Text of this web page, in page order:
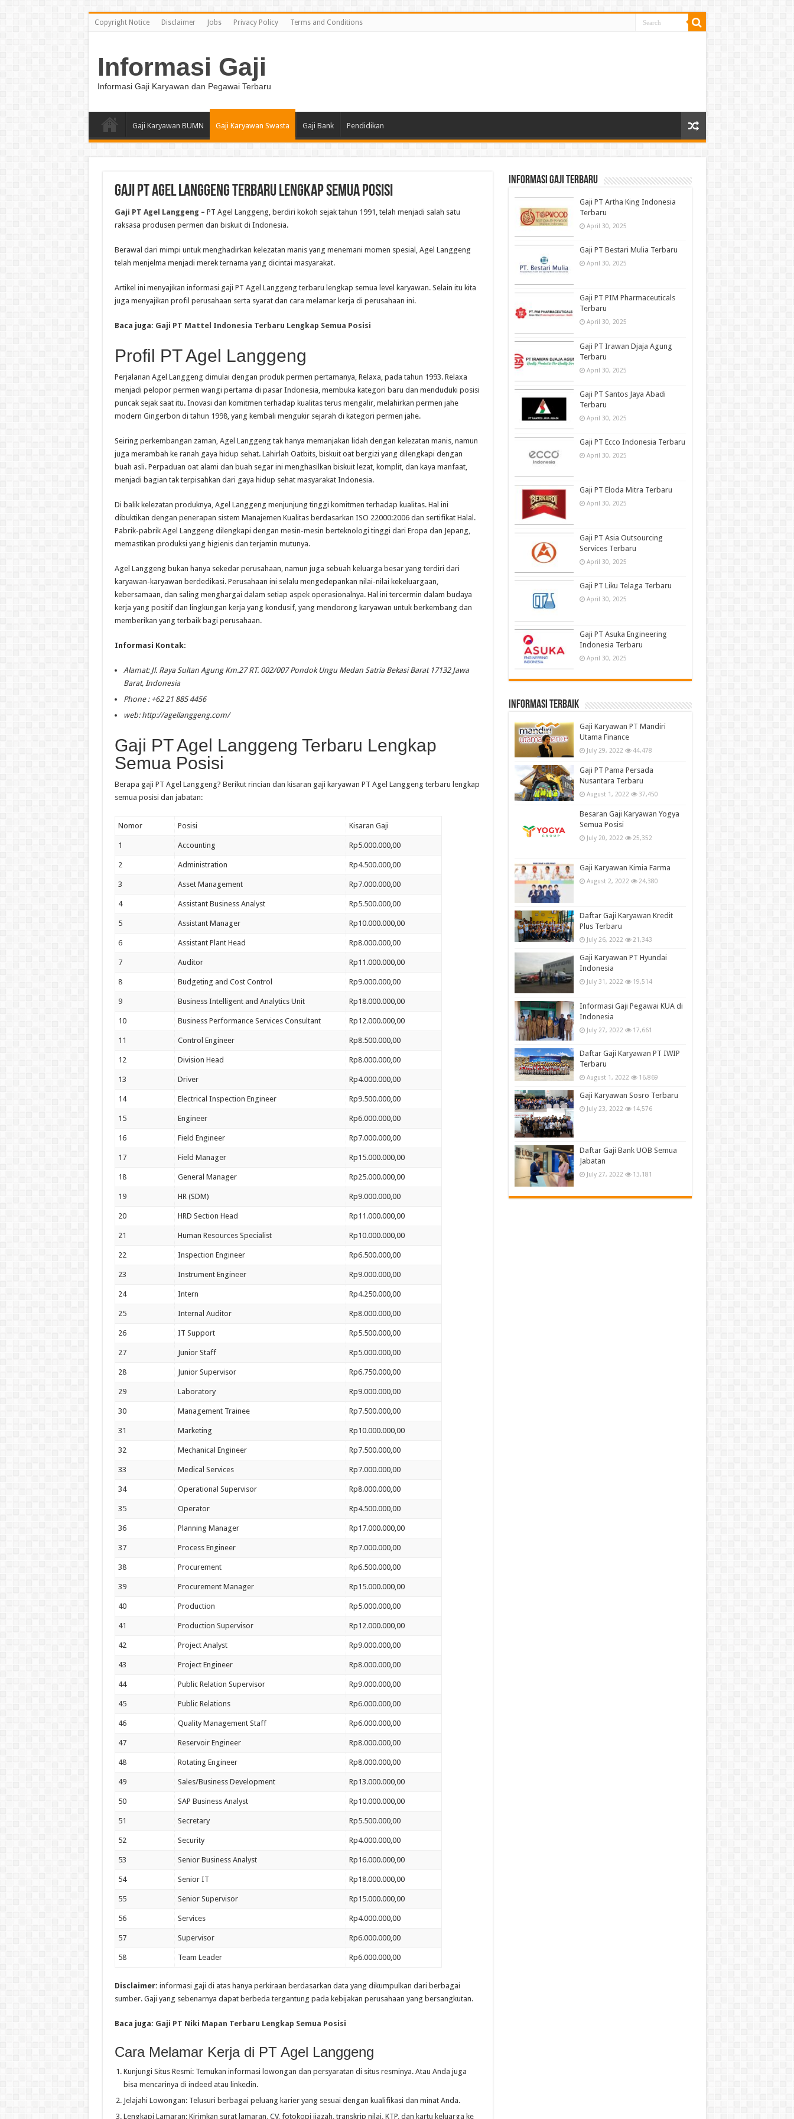
Copyright Notice Disclaimer Jobs Privacy Policy Terms and Conditions
Informasi Gaji
Informasi Gaji Karyawan dan Pegawai Terbaru
Gaji Karyawan BUMN Gaji Karyawan Swasta Gaji Bank Pendidikan
Gaji PT Agel Langgeng Terbaru Lengkap Semua Posisi
Gaji PT Agel Langgeng – PT Agel Langgeng, berdiri kokoh sejak tahun 1991, telah menjadi salah satu
raksasa produsen permen dan biskuit di Indonesia.
Berawal dari mimpi untuk menghadirkan kelezatan manis yang menemani momen spesial, Agel Langgeng
telah menjelma menjadi merek ternama yang dicintai masyarakat.
Artikel ini menyajikan informasi gaji PT Agel Langgeng terbaru lengkap semua level karyawan. Selain itu kita
juga menyajikan profil perusahaan serta syarat dan cara melamar kerja di perusahaan ini.
Baca juga: Gaji PT Mattel Indonesia Terbaru Lengkap Semua Posisi
Profil PT Agel Langgeng
Perjalanan Agel Langgeng dimulai dengan produk permen pertamanya, Relaxa, pada tahun 1993. Relaxa
menjadi pelopor permen wangi pertama di pasar Indonesia, membuka kategori baru dan menduduki posisi
puncak sejak saat itu. Inovasi dan komitmen terhadap kualitas terus mengalir, melahirkan permen jahe
modern Gingerbon di tahun 1998, yang kembali mengukir sejarah di kategori permen jahe.
Seiring perkembangan zaman, Agel Langgeng tak hanya memanjakan lidah dengan kelezatan manis, namun
juga merambah ke ranah gaya hidup sehat. Lahirlah Oatbits, biskuit oat bergizi yang dilengkapi dengan
buah asli. Perpaduan oat alami dan buah segar ini menghasilkan biskuit lezat, komplit, dan kaya manfaat,
menjadi bagian tak terpisahkan dari gaya hidup sehat masyarakat Indonesia.
Di balik kelezatan produknya, Agel Langgeng menjunjung tinggi komitmen terhadap kualitas. Hal ini
dibuktikan dengan penerapan sistem Manajemen Kualitas berdasarkan ISO 22000:2006 dan sertifikat Halal.
Pabrik-pabrik Agel Langgeng dilengkapi dengan mesin-mesin berteknologi tinggi dari Eropa dan Jepang,
memastikan produksi yang higienis dan terjamin mutunya.
Agel Langgeng bukan hanya sekedar perusahaan, namun juga sebuah keluarga besar yang terdiri dari
karyawan-karyawan berdedikasi. Perusahaan ini selalu mengedepankan nilai-nilai kekeluargaan,
kebersamaan, dan saling menghargai dalam setiap aspek operasionalnya. Hal ini tercermin dalam budaya
kerja yang positif dan lingkungan kerja yang kondusif, yang mendorong karyawan untuk berkembang dan
memberikan yang terbaik bagi perusahaan.
Informasi Kontak:
Alamat: Jl. Raya Sultan Agung Km.27 RT. 002/007 Pondok Ungu Medan Satria Bekasi Barat 17132 Jawa
Barat, Indonesia
Phone : +62 21 885 4456
web: http://agellanggeng.com/
Gaji PT Agel Langgeng Terbaru Lengkap
Semua Posisi
Berapa gaji PT Agel Langgeng? Berikut rincian dan kisaran gaji karyawan PT Agel Langgeng terbaru lengkap
semua posisi dan jabatan:
Nomor Posisi Kisaran Gaji
1 Accounting Rp5.000.000,00
2 Administration Rp4.500.000,00
3 Asset Management Rp7.000.000,00
4 Assistant Business Analyst Rp5.500.000,00
5 Assistant Manager Rp10.000.000,00
6 Assistant Plant Head Rp8.000.000,00
7 Auditor Rp11.000.000,00
8 Budgeting and Cost Control Rp9.000.000,00
9 Business Intelligent and Analytics Unit Rp18.000.000,00
10 Business Performance Services Consultant Rp12.000.000,00
11 Control Engineer Rp8.500.000,00
12 Division Head Rp8.000.000,00
13 Driver Rp4.000.000,00
14 Electrical Inspection Engineer Rp9.500.000,00
15 Engineer Rp6.000.000,00
16 Field Engineer Rp7.000.000,00
17 Field Manager Rp15.000.000,00
18 General Manager Rp25.000.000,00
19 HR (SDM) Rp9.000.000,00
20 HRD Section Head Rp11.000.000,00
21 Human Resources Specialist Rp10.000.000,00
22 Inspection Engineer Rp6.500.000,00
23 Instrument Engineer Rp9.000.000,00
24 Intern Rp4.250.000,00
25 Internal Auditor Rp8.000.000,00
26 IT Support Rp5.500.000,00
27 Junior Staff Rp5.000.000,00
28 Junior Supervisor Rp6.750.000,00
29 Laboratory Rp9.000.000,00
30 Management Trainee Rp7.500.000,00
31 Marketing Rp10.000.000,00
32 Mechanical Engineer Rp7.500.000,00
33 Medical Services Rp7.000.000,00
34 Operational Supervisor Rp8.000.000,00
35 Operator Rp4.500.000,00
36 Planning Manager Rp17.000.000,00
37 Process Engineer Rp7.000.000,00
38 Procurement Rp6.500.000,00
39 Procurement Manager Rp15.000.000,00
40 Production Rp5.000.000,00
41 Production Supervisor Rp12.000.000,00
42 Project Analyst Rp9.000.000,00
43 Project Engineer Rp8.000.000,00
44 Public Relation Supervisor Rp9.000.000,00
45 Public Relations Rp6.000.000,00
46 Quality Management Staff Rp6.000.000,00
47 Reservoir Engineer Rp8.000.000,00
48 Rotating Engineer Rp8.000.000,00
49 Sales/Business Development Rp13.000.000,00
50 SAP Business Analyst Rp10.000.000,00
51 Secretary Rp5.500.000,00
52 Security Rp4.000.000,00
53 Senior Business Analyst Rp16.000.000,00
54 Senior IT Rp18.000.000,00
55 Senior Supervisor Rp15.000.000,00
56 Services Rp4.000.000,00
57 Supervisor Rp6.000.000,00
58 Team Leader Rp6.000.000,00
Disclaimer: informasi gaji di atas hanya perkiraan berdasarkan data yang dikumpulkan dari berbagai
sumber. Gaji yang sebenarnya dapat berbeda tergantung pada kebijakan perusahaan yang bersangkutan.
Baca juga: Gaji PT Niki Mapan Terbaru Lengkap Semua Posisi
Cara Melamar Kerja di PT Agel Langgeng
Kunjungi Situs Resmi: Temukan informasi lowongan dan persyaratan di situs resminya. Atau Anda juga
bisa mencarinya di indeed atau linkedin.
Jelajahi Lowongan: Telusuri berbagai peluang karier yang sesuai dengan kualifikasi dan minat Anda.
Lengkapi Lamaran: Kirimkan surat lamaran, CV, fotokopi ijazah, transkrip nilai, KTP, dan kartu keluarga ke
informasi gaji terbaru
Gaji PT Artha King Indonesia
Terbaru
April 30, 2025
Gaji PT Bestari Mulia Terbaru
April 30, 2025
Gaji PT PIM Pharmaceuticals
Terbaru
April 30, 2025
Gaji PT Irawan Djaja Agung
Terbaru
April 30, 2025
Gaji PT Santos Jaya Abadi
Terbaru
April 30, 2025
Gaji PT Ecco Indonesia Terbaru
April 30, 2025
Gaji PT Eloda Mitra Terbaru
April 30, 2025
Gaji PT Asia Outsourcing
Services Terbaru
April 30, 2025
Gaji PT Liku Telaga Terbaru
April 30, 2025
Gaji PT Asuka Engineering
Indonesia Terbaru
April 30, 2025
informasi terbaik
Gaji Karyawan PT Mandiri
Utama Finance
July 29, 2022 44,478
Gaji PT Pama Persada
Nusantara Terbaru
August 1, 2022 37,450
Besaran Gaji Karyawan Yogya
Semua Posisi
July 20, 2022 25,352
Gaji Karyawan Kimia Farma
August 2, 2022 24,380
Daftar Gaji Karyawan Kredit
Plus Terbaru
July 26, 2022 21,343
Gaji Karyawan PT Hyundai
Indonesia
July 31, 2022 19,514
Informasi Gaji Pegawai KUA di
Indonesia
July 27, 2022 17,661
Daftar Gaji Karyawan PT IWIP
Terbaru
August 1, 2022 16,869
Gaji Karyawan Sosro Terbaru
July 23, 2022 14,576
Daftar Gaji Bank UOB Semua
Jabatan
July 27, 2022 13,181